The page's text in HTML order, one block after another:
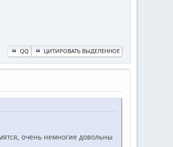
QQ ЦИТИРОВАТЬ ВЫДЕЛЕННОЕ
очень немногие довольны